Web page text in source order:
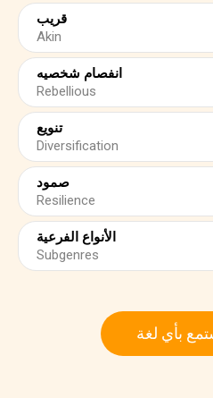
قريب
Akin
انفصام شخصيه
Rebellious
تنويع
Diversification
صمود
Resilience
الأنواع الفرعية
Subgenres
بأي لغة